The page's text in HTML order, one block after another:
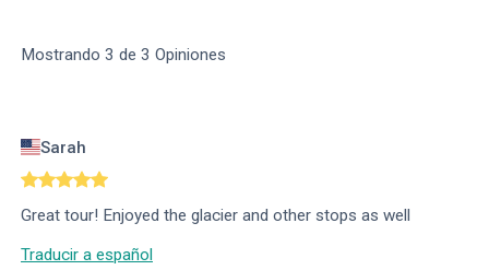
Mostrando 3 de 3 Opiniones
Sarah
Great tour! Enjoyed the glacier and other stops as well
Traducir a español